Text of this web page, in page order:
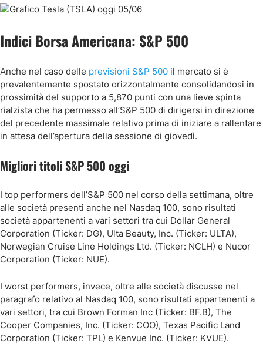
Indici Borsa Americana: S&P 500
Anche nel caso delle previsioni S&P 500 il mercato si è
prevalentemente spostato orizzontalmente consolidandosi in
prossimità del supporto a 5,870 punti con una lieve spinta
rialzista che ha permesso all’S&P 500 di dirigersi in direzione
del precedente massimale relativo prima di iniziare a rallentare
in attesa dell’apertura della sessione di giovedì.
Migliori titoli S&P 500 oggi
I top performers dell’S&P 500 nel corso della settimana, oltre
alle società presenti anche nel Nasdaq 100, sono risultati
società appartenenti a vari settori tra cui Dollar General
Corporation (Ticker: DG), Ulta Beauty, Inc. (Ticker: ULTA),
Norwegian Cruise Line Holdings Ltd. (Ticker: NCLH) e Nucor
Corporation (Ticker: NUE).
I worst performers, invece, oltre alle società discusse nel
paragrafo relativo al Nasdaq 100, sono risultati appartenenti a
vari settori, tra cui Brown Forman Inc (Ticker: BF.B), The
Cooper Companies, Inc. (Ticker: COO), Texas Pacific Land
Corporation (Ticker: TPL) e Kenvue Inc. (Ticker: KVUE).